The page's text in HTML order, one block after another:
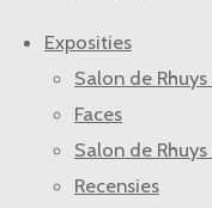
Exposities
Salon de
Faces
Salon de Rhuys
Recensies